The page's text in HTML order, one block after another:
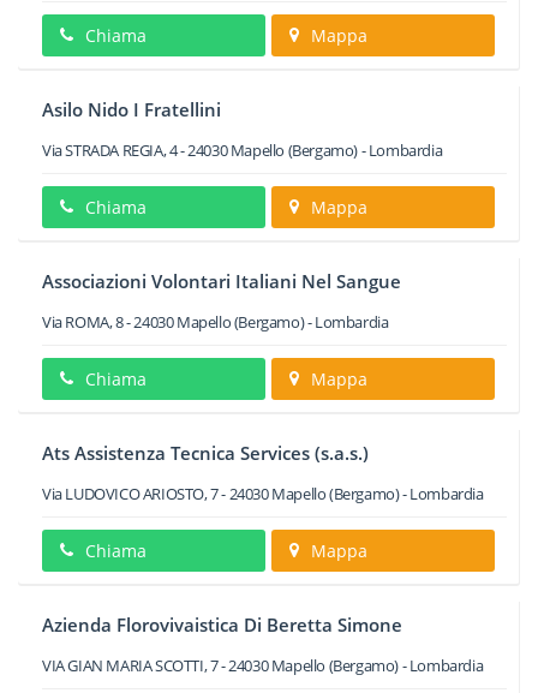
Chiama Mappa
Asilo Nido I Fratellini
Via STRADA REGIA, 4-24030 Mapello (Bergamo) -Lombardia
Chiama Mappa
Associazioni Volontari Italiani Nel Sangue
Via ROMA, 8-24030Mapello(Bergamo) -Lombardia
Chiama Mappa
Ats Assistenza Tecnica Services (s.a.s.)
Via LUDOVICO ARIOSTO, 7-24030Mapello(Bergamo) -Lombardia
Chiama Mappa
Azienda Florovivaistica Di Beretta Simone
VIA GIAN MARIA SCOTTI, 7-24030 Mapello (Bergamo) -Lombardia